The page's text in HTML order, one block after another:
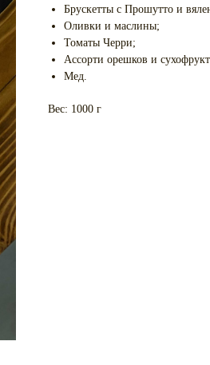
Брускетты с Прошутто и
Оливки и маслины;
Томаты Черри;
Ассорти орешков и
Мед.
Вес: 1000 г